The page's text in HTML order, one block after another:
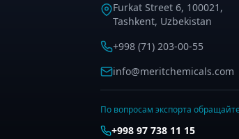
Furkat Street 6, 100021,
Tashkent, Uzbekistan
+998 (71) 203-00-55
info@meritchemicals.com
По вопросам экспорта
+998 97 738 11 15